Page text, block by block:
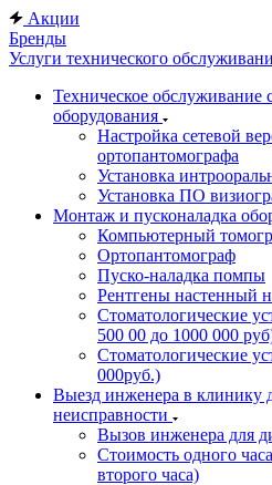
Акции
Бренды
Услуги технического
Техническое обслуживание
оборудования
Настройка сетевой
ортопантомографа
Установка
Установка ПО
Монтаж и пусконаладка
Компьютерный
Ортопантомограф
Пуско-наладка помпы
Рентгены настенный
Стоматологические
500 00 до 1000 000
Стоматологические
000руб.)
Выезд инженера в клинику
неисправности
Вызов инженера для
Стоимость одного
второго часа)